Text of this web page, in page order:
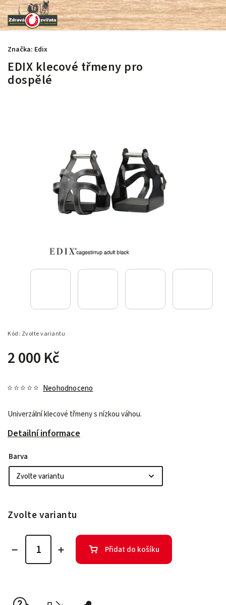
EDIX klecové třmeny pro
dospělé
Kód: Zvolte variantu
2 000 Kč
Neohodnoceno
Univerzální klecové třmeny s nízkou váhou.
Detailní informace
Značka: Edix
Barva
Zvolte variantu
Přidat do košíku